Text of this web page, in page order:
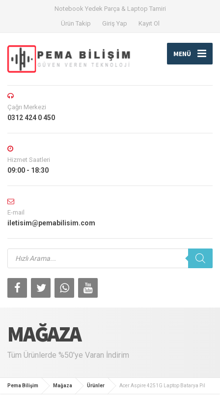
Notebook Yedek Parça & Laptop Tamiri
Ürün Takip
Giriş Yap Kayıt Ol
MENÜ
Çağrı Merkezi
0312 424 0 450
Hizmet Saatleri
09:00 - 18:30
E-mail
iletisim@pemabilisim.com
Products
search
MAĞAZA
Tüm Ürünlerde %50'ye Varan İndirim
Pema Bilişim Mağaza Ürünler Acer Aspire 4251G Laptop Batarya Pil